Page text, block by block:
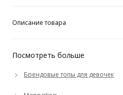
Посмотреть больше
Брендовые топы для девочек
Описание товара